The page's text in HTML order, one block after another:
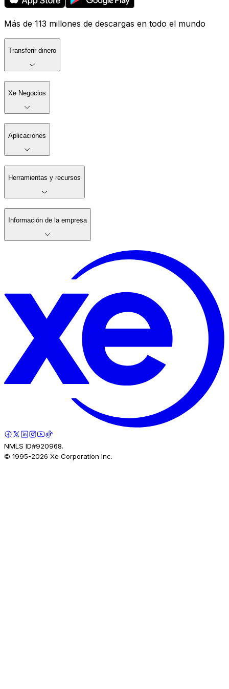
Más de 113 millones de descargas en todo el mundo
Transferir dinero
Xe Negocios
Aplicaciones
Herramientas y recursos
Información de la empresa
NMLS ID#920968.
© 1995-2026 Xe Corporation Inc.